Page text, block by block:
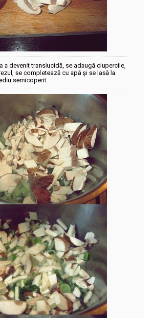
a devenit translucidă, se adaugă ciupercile,
se completează cu apă și se lasă la
semicoperit.